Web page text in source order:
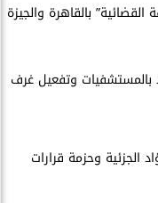
بالقاهرة والجيزة
بالمستشفيات وتفعيل غرف
الجزئية وحزمة قرارات